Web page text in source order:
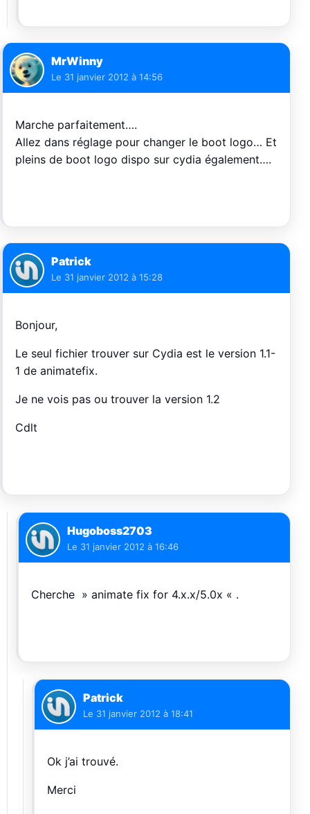
MrWinny
Le 31 janvier 2012 à 14:56
Marche parfaitement….
Allez dans réglage pour changer le boot logo… Et
pleins de boot logo dispo sur cydia également….
Patrick
Le 31 janvier 2012 à 15:28
Bonjour,
Le seul fichier trouver sur Cydia est le version 1.1-
1 de animatefix.
Je ne vois pas ou trouver la version 1.2
Cdlt
Hugoboss2703
Le 31 janvier 2012 à 16:46
Cherche » animate fix for 4.x.x/5.0x « .
Patrick
Le 31 janvier 2012 à 18:41
Ok j’ai trouvé.
Merci